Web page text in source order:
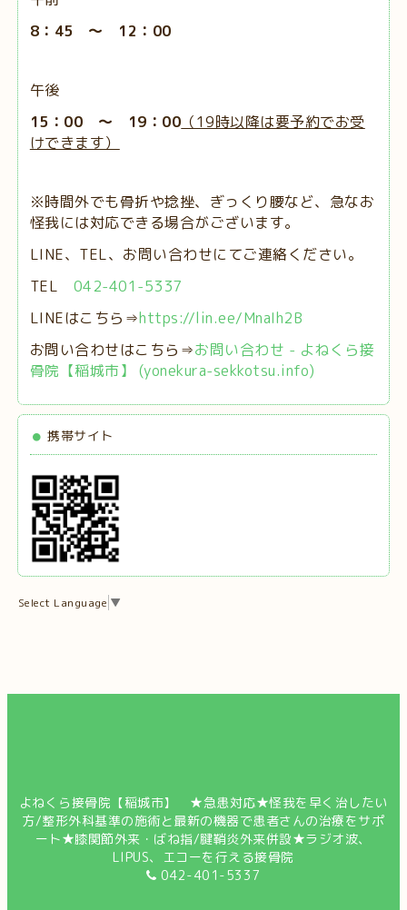
8：45 ～ 12：00
午後
15：00 ～ 19：00 （19時以降は要予約でお受
けできます）
※時間外でも骨折や捻挫、ぎっくり腰など、急なお
怪我には対応できる場合がございます。
LINE、TEL、お問い合わせにてご連絡ください。
TEL 042-401-5337
LINEはこちら⇒https://lin.ee/MnaIh2B
お問い合わせはこちら⇒お問い合わせ - よねくら接
骨院【稲城市】 (yonekura-sekkotsu.info)
携帯サイト
Select Language ▼
よねくら接骨院【稲城市】 ★急患対応★怪我を早く治したい
方/整形外科基準の施術と最新の機器で患者さんの治療をサポ
ート★膝関節外来・ばね指/腱鞘炎外来併設★ラジオ波、
LIPUS、エコーを行える接骨院
042-401-5337